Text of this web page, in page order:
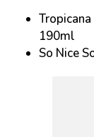
190ml
So Nice